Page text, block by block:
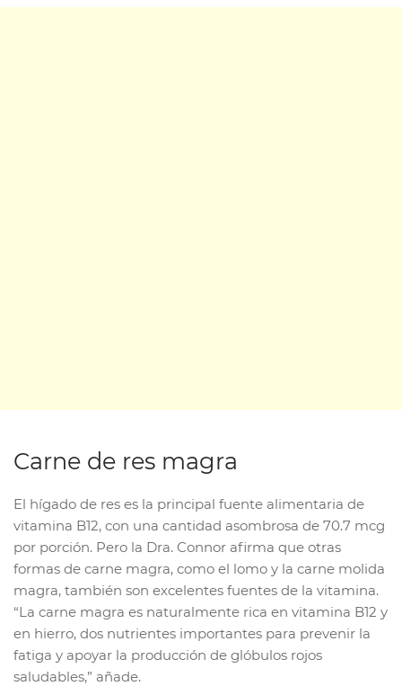
Carne de res magra
El hígado de res es la principal fuente alimentaria de
vitamina B12, con una cantidad asombrosa de 70.7 mcg
por porción. Pero la Dra. Connor afirma que otras
formas de carne magra, como el lomo y la carne molida
magra, también son excelentes fuentes de la vitamina.
“La carne magra es naturalmente rica en vitamina B12 y
en hierro, dos nutrientes importantes para prevenir la
fatiga y apoyar la producción de glóbulos rojos
saludables,” añade.